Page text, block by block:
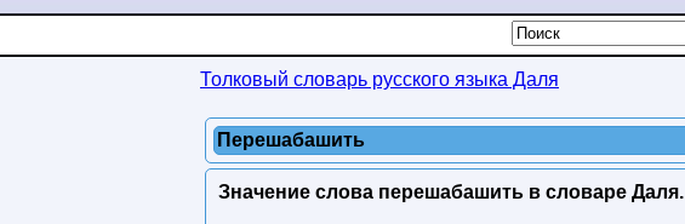
Толковый словарь русского языка Даля
Перешабашить
Значение слова перешабашить в словаре Даля.